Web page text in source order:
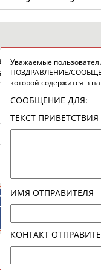
рассылке: 996
9 10
9 10
Уважаемые
ПОЗДРАВЛЕНИЕ/
которой содержится в
СООБЩЕНИЕ ДЛЯ:
ТЕКСТ
ИМЯ ОТПРАВИТЕЛЯ
КОНТАКТ